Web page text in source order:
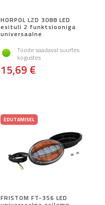
HORPOL LZD 3088 LED
esituli 2 funktsiooniga
universaalne
Toode saadaval suurtes
kogustes
15,69 €
EDUTAMISEL
FRISTOM FT-356 LED